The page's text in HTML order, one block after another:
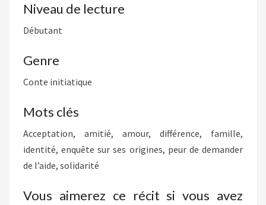
Niveau de lecture
Débutant
Genre
Conte initiatique
Mots clés
Acceptation, amitié, amour, différence, famille,
identité, enquête sur ses origines, peur de demander
de l’aide, solidarité
Vous aimerez ce récit si vous avez